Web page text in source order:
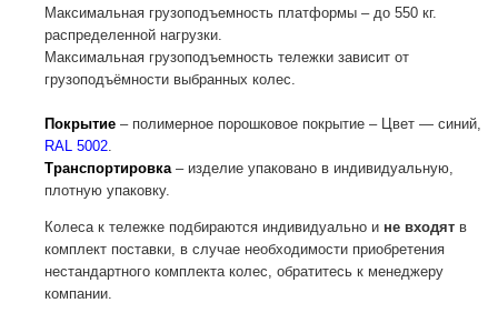
Максимальная грузоподъемность платформы – до 550 кг.
распределенной нагрузки.
Максимальная грузоподъемность тележки зависит от
грузоподъёмности выбранных колес.
Покрытие – полимерное порошковое покрытие – Цвет — синий,
RAL 5002
Транспортировка – изделие упаковано в индивидуальную,
плотную упаковку.
Колеса к тележке подбираются индивидуально и не входят в
комплект поставки, в случае необходимости приобретения
нестандартного комплекта колес, обратитесь к менеджеру
компании.